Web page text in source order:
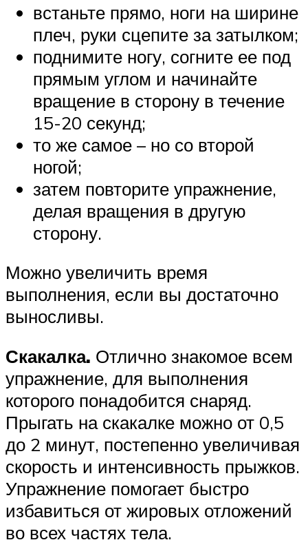
встаньте прямо, ноги на ширине
плеч, руки сцепите за затылком;
поднимите ногу, согните ее под
прямым углом и начинайте
вращение в сторону в течение
15-20 секунд;
то же самое – но со второй
ногой;
затем повторите упражнение,
делая вращения в другую
сторону.
Можно увеличить время
выполнения, если вы достаточно
выносливы.
Скакалка. Отлично знакомое всем
упражнение, для выполнения
которого понадобится снаряд.
Прыгать на скакалке можно от 0,5
до 2 минут, постепенно увеличивая
скорость и интенсивность прыжков.
Упражнение помогает быстро
избавиться от жировых отложений
во всех частях тела.